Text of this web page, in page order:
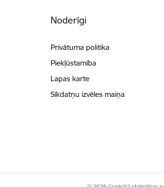
Noderīgi
Privātuma politika
Piekļūstamība
Lapas karte
Sīkdatņu izvēles maiņa